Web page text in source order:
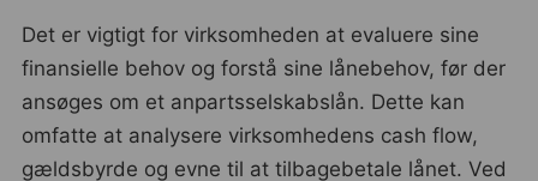
Det er vigtigt for virksomheden at evaluere sine
finansielle behov og forstå sine lånebehov, før der
ansøges om et anpartsselskabslån. Dette kan
omfatte at analysere virksomhedens cash flow,
gældsbyrde og evne til at tilbagebetale lånet. Ved